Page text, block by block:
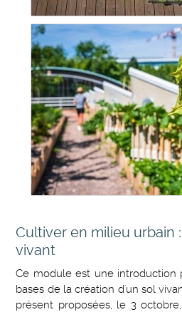
Cultiver en milieu urbain
vivant
Ce module est une introduction
bases de la création d'un sol
présent proposées, le 3